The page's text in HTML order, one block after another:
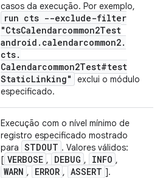
casos da execução. Por exemplo,
run cts --exclude-filter
"CtsCalendarcommon2Test
android . calendarcommon2.
cts.
Calendarcommon2Test#test
StaticLinking"
exclui o módulo
especificado.
Execução com o nível mínimo de
registro especificado mostrado
para STDOUT . Valores válidos:
[ VERBOSE , DEBUG , INFO ,
WARN , ERROR , ASSERT ].